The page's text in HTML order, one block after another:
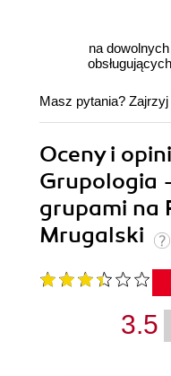
na
Masz pytania? Zajrzyj
Oceny i
Grupologia
grupami na
Mrugalski
3.5